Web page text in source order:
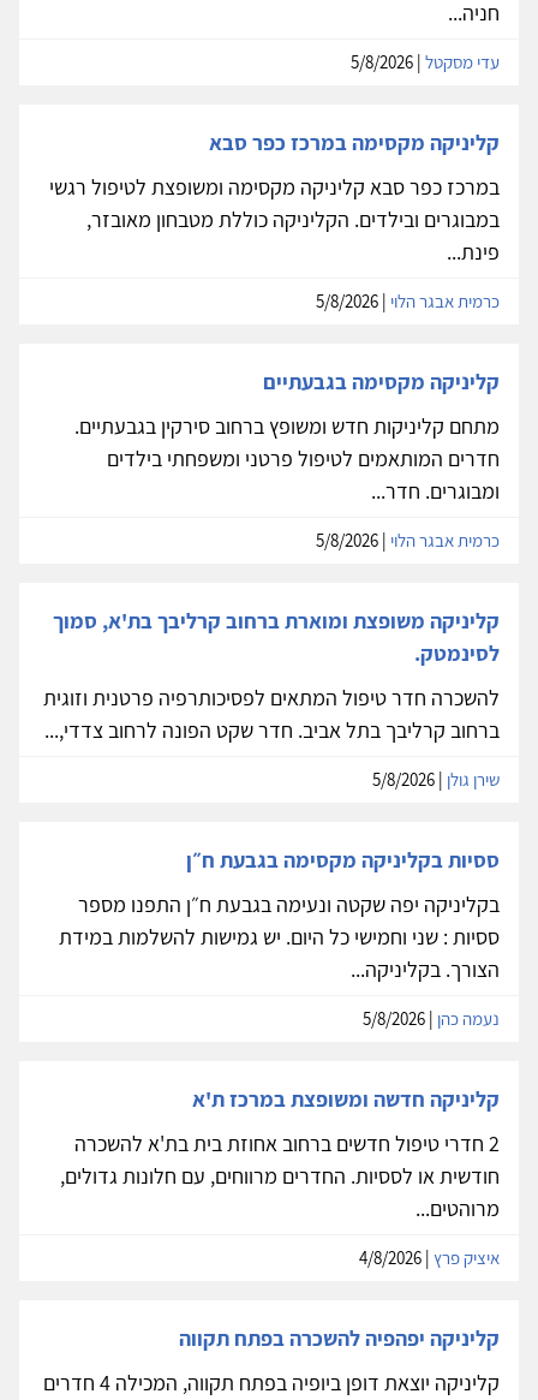
חניה...
עדי מסקטל
קליניקה מקסימה במרכז כפר סבא
במרכז כפר סבא קליניקה מקסימה ומשופצת לטיפול רגשי
במבוגרים ובילדים. הקליניקה כוללת מטבחון מאובזר,
פינת...
כרמית אבגר הלוי
קליניקה מקסימה בגבעתיים
מתחם קליניקות חדש ומשופץ ברחוב סירקין בגבעתיים.
חדרים המותאמים לטיפול פרטני ומשפחתי בילדים
ומבוגרים. חדר...
כרמית אבגר הלוי
קליניקה משופצת ומוארת ברחוב קרליבך בת'א, סמוך
לסינמטק.
להשכרה חדר טיפול המתאים לפסיכותרפיה פרטנית וזוגית
ברחוב קרליבך בתל אביב. חדר שקט הפונה לרחוב צדדי,...
שירן גולן
ססיות בקליניקה מקסימה בגבעת ח״ן
בקליניקה יפה שקטה ונעימה בגבעת ח״ן התפנו מספר
ססיות : שני וחמישי כל היום. יש גמישות להשלמות במידת
הצורך. בקליניקה...
נעמה כהן
קליניקה חדשה ומשופצת במרכז ת'א
2 חדרי טיפול חדשים ברחוב אחוזת בית בת'א להשכרה
חודשית או לססיות. החדרים מרווחים, עם חלונות גדולים,
מרוהטים...
איציק פרץ
קליניקה יפהפיה להשכרה בפתח תקווה
קליניקה יוצאת דופן ביופיה בפתח תקווה, המכילה 4 חדרים